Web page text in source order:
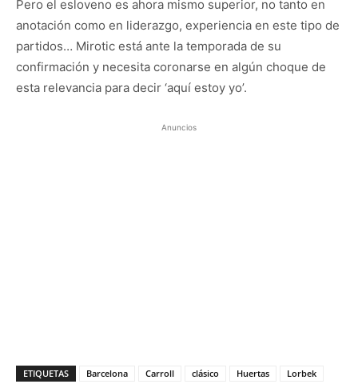
Pero el esloveno es ahora mismo superior, no tanto en
anotación como en liderazgo, experiencia en este tipo de
partidos… Mirotic está ante la temporada de su
confirmación y necesita coronarse en algún choque de
esta relevancia para decir ‘aquí estoy yo’.
Anuncios
ETIQUETAS Barcelona Carroll clásico Huertas
Lorbek